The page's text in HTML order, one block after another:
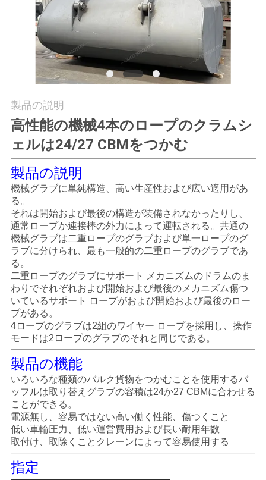
ー
品
質
管
理
ニ
ュ
ー
ス
事
件
CONTACT
US
製品の説明
高性能の機械4本のロープのクラムシ
ェルは24/27 CBMをつかむ
製品の説明
機械グラブに単純構造、高い生産性および広い適用があ
る。
それは開始および最後の構造が装備されなかったりし、
通常ロープか連接棒の外力によって運転される。共通の
機械グラブは二重ロープのグラブおよび単一ロープのグ
ラブに分けられ、最も一般的の二重ロープのグラブであ
る。
二重ロープのグラブにサポート メカニズムのドラムのま
わりでそれぞれおよび開始および最後のメカニズム傷つ
いているサポート ロープがおよび開始および最後のロー
プがある。
4ロープのグラブは2組のワイヤー ロープを採用し、操作
モードは2ロープのグラブのそれと同じである。
製品の機能
いろいろな種類のバルク貨物をつかむことを使用するバ
ッフルは取り替えグラブの容積は24か27 CBMに合わせる
ことができる。
電源無し、容易ではない高い働く性能、傷つくこと
低い車輪圧力、低い運営費用および長い耐用年数
取付け、取除くことクレーンによって容易使用する
指定